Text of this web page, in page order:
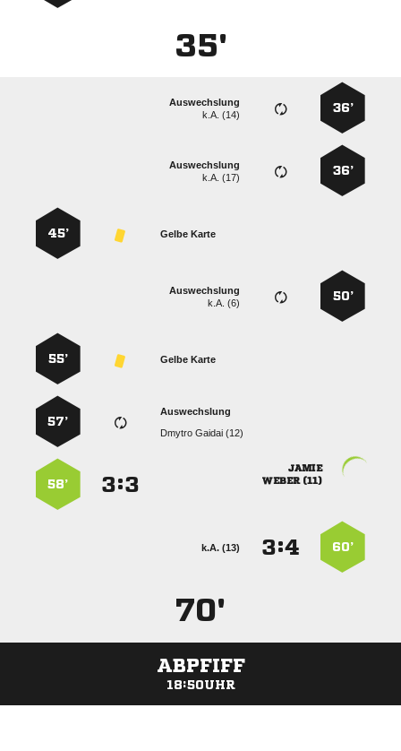
35'
36’
Auswechslung
k.A. (14)
36’
Auswechslung
k.A. (17)
Gelbe Karte
45’
50’
Auswechslung
k.A. (6)
Gelbe Karte
55’
Auswechslung
  
57’

 
:
58’
60’
:
k.A. (13)
70'
ABPFIFF
18:50UHR